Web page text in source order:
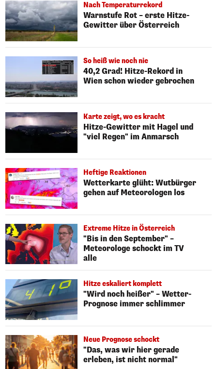
Nach Temperaturrekord
Warnstufe Rot – erste Hitze-
Gewitter über Österreich
So heiß wie noch nie
40,2 Grad! Hitze-Rekord in
Wien schon wieder gebrochen
Karte zeigt, wo es kracht
Hitze-Gewitter mit Hagel und
"viel Regen" im Anmarsch
Heftige Reaktionen
Wetterkarte glüht: Wutbürger
gehen auf Meteorologen los
Extreme Hitze in Österreich
"Bis in den September" –
Meteorologe schockt im TV
alle
Hitze eskaliert komplett
"Wird noch heißer" – Wetter-
Prognose immer schlimmer
Neue Prognose schockt
"Das, was wir hier gerade
erleben, ist nicht normal"